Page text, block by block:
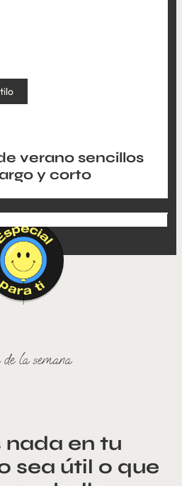
verano sencillos
y corto
casa
de la semana
nada en tu
sea útil o que